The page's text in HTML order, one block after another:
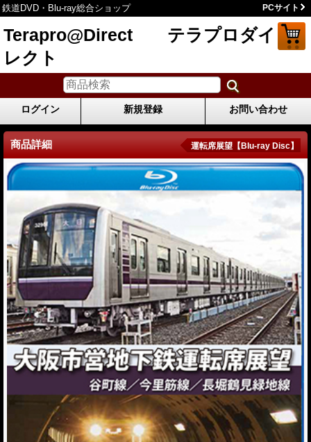
鉄道DVD・Blu-ray総合ショップ PCサイト
Terapro@Direct テラプロダイ
レクト
ログイン 新規登録 お問い合わせ
商品詳細 運転席展望【Blu-ray Disc】